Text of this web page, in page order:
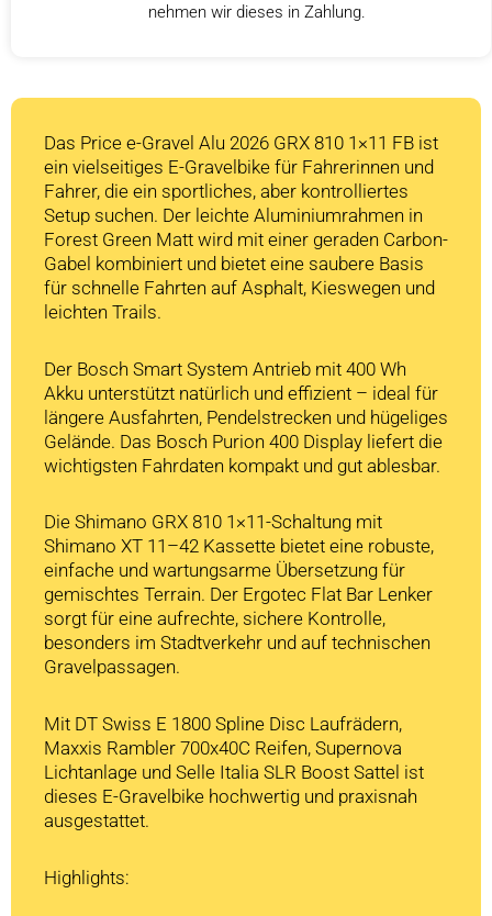
nehmen wir dieses in Zahlung.
Das Price e-Gravel Alu 2026 GRX 810 1×11 FB ist
ein vielseitiges E-Gravelbike für Fahrerinnen und
Fahrer, die ein sportliches, aber kontrolliertes
Setup suchen. Der leichte Aluminiumrahmen in
Forest Green Matt wird mit einer geraden Carbon-
Gabel kombiniert und bietet eine saubere Basis
für schnelle Fahrten auf Asphalt, Kieswegen und
leichten Trails.
Der Bosch Smart System Antrieb mit 400 Wh
Akku unterstützt natürlich und effizient – ideal für
längere Ausfahrten, Pendelstrecken und hügeliges
Gelände. Das Bosch Purion 400 Display liefert die
wichtigsten Fahrdaten kompakt und gut ablesbar.
Die Shimano GRX 810 1×11-Schaltung mit
Shimano XT 11–42 Kassette bietet eine robuste,
einfache und wartungsarme Übersetzung für
gemischtes Terrain. Der Ergotec Flat Bar Lenker
sorgt für eine aufrechte, sichere Kontrolle,
besonders im Stadtverkehr und auf technischen
Gravelpassagen.
Mit DT Swiss E 1800 Spline Disc Laufrädern,
Maxxis Rambler 700x40C Reifen, Supernova
Lichtanlage und Selle Italia SLR Boost Sattel ist
dieses E-Gravelbike hochwertig und praxisnah
ausgestattet.
Highlights: